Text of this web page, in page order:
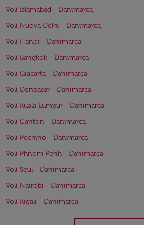
Voli Islamabad - Danimarca
Voli Nuova Delhi - Danimarca
Voli Hanoi - Danimarca
Voli Bangkok - Danimarca
Voli Giacarta - Danimarca
Voli Denpasar - Danimarca
Voli Kuala Lumpur - Danimarca
Voli Canton - Danimarca
Voli Pechino - Danimarca
Voli Phnom Penh - Danimarca
Voli Seul - Danimarca
Voli Nairobi - Danimarca
Voli Kigali - Danimarca